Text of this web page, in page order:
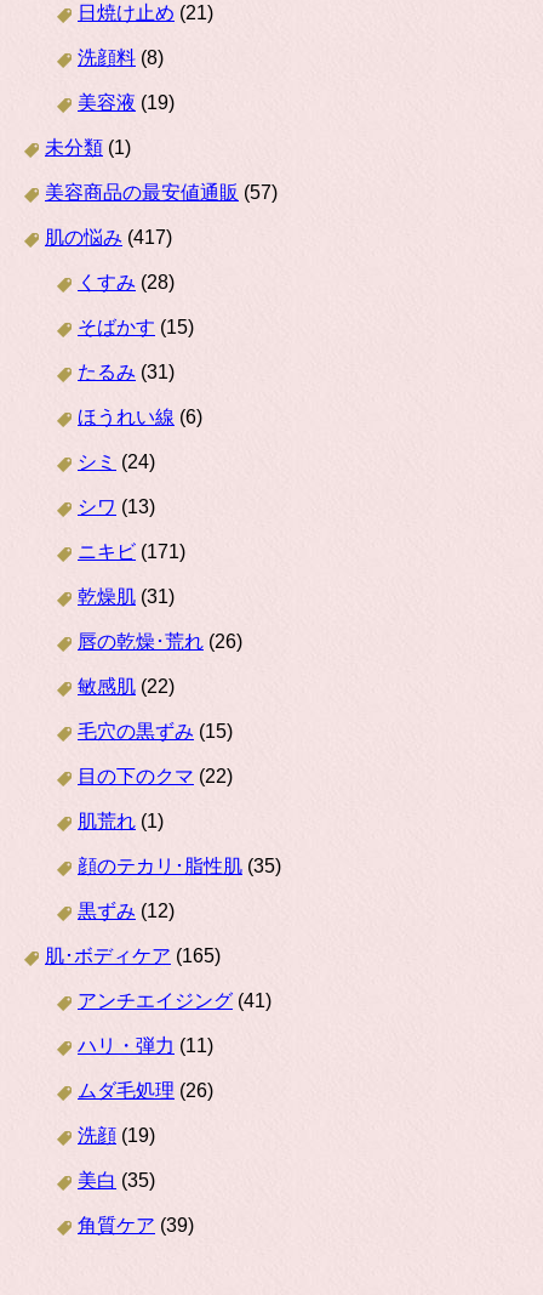
日焼け止め (21)
洗顔料 (8)
美容液 (19)
未分類 (1)
美容商品の最安値通販 (57)
肌の悩み (417)
くすみ (28)
そばかす (15)
たるみ (31)
ほうれい線 (6)
シミ (24)
シワ (13)
ニキビ (171)
乾燥肌 (31)
唇の乾燥･荒れ (26)
敏感肌 (22)
毛穴の黒ずみ (15)
目の下のクマ (22)
肌荒れ (1)
顔のテカリ･脂性肌 (35)
黒ずみ (12)
肌･ボディケア (165)
アンチエイジング (41)
ハリ・弾力 (11)
ムダ毛処理 (26)
洗顔 (19)
美白 (35)
角質ケア (39)